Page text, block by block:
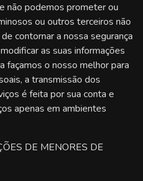
não podemos prometer ou
ou outros terceiros não
contornar a nossa segurança
as suas informações
façamos o nosso melhor para
a transmissão dos
é feita por sua conta e
apenas em ambientes
DE MENORES DE